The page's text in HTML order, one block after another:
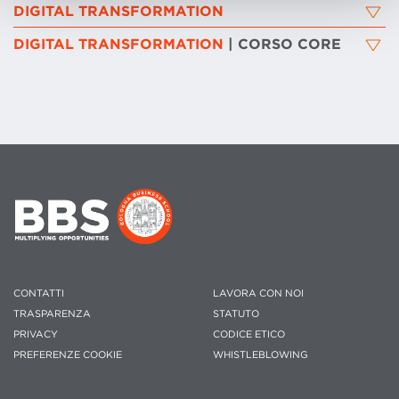
DIGITAL TRANSFORMATION
DIGITAL TRANSFORMATION | CORSO CORE
CONTATTI
TRASPARENZA
PRIVACY
PREFERENZE COOKIE
LAVORA CON NOI
STATUTO
CODICE ETICO
WHISTLEBLOWING